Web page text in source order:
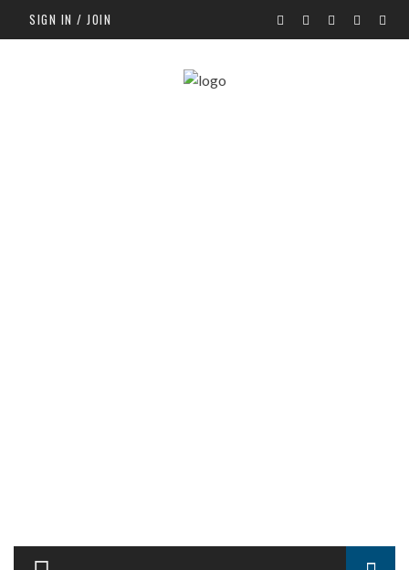
SIGN IN / JOIN